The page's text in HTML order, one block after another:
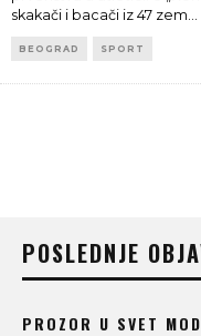
skakači i bacači iz 47 zem
BEOGRAD SPORT
POSLEDNJE
PROZOR U SVET